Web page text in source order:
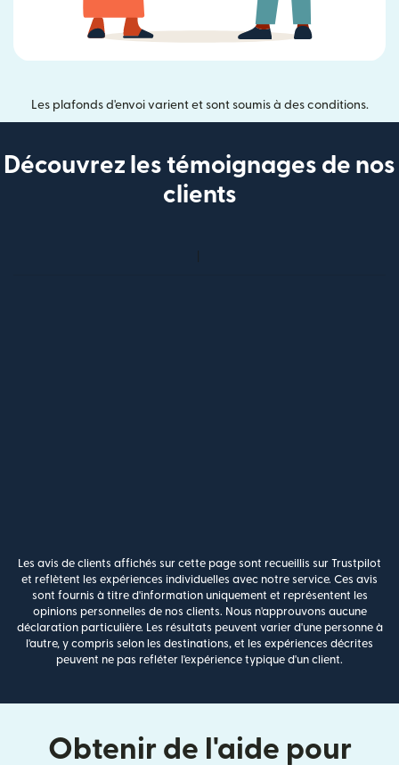
Les plafonds d'envoi varient et sont soumis à des conditions.
Découvrez les témoignages de nos
clients
Les avis de clients affichés sur cette page sont recueillis sur Trustpilot
et reflètent les expériences individuelles avec notre service. Ces avis
sont fournis à titre d'information uniquement et représentent les
opinions personnelles de nos clients. Nous n'approuvons aucune
déclaration particulière. Les résultats peuvent varier d'une personne à
l'autre, y compris selon les destinations, et les expériences décrites
peuvent ne pas refléter l'expérience typique d'un client.
Obtenir de l'aide pour